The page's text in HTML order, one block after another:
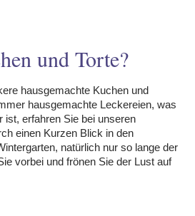
und Torte?
hausgemachte Kuchen und
hausgemachte Leckereien, was
ist, erfahren Sie bei unseren
einen Kurzen Blick in den
natürlich nur so lange der
vorbei und frönen Sie der Lust auf